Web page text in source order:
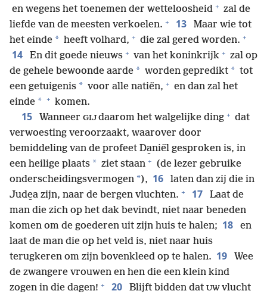
en wegens het toenemen der wetteloosheid + zal de
liefde van de meesten verkoelen. + 13
Maar wie tot
het einde * heeft volhard, + die zal gered worden. +
14 En dit goede nieuws + van het koninkrijk + zal op
de gehele bewoonde aarde * worden gepredikt * tot
een getuigenis * voor alle natiën, + en dan zal het
einde * + komen.
15 Wanneer GIJ daarom het walgelijke ding + dat
verwoesting veroorzaakt, waarover door
bemiddeling van de profeet Da̱niël gesproken is, in
een heilige plaats * ziet staan + (de lezer gebruike
onderscheidingsvermogen *), 16
laten dan zij die in
Jude̱a zijn, naar de bergen vluchten. + 17
Laat de
man die zich op het dak bevindt, niet naar beneden
komen om de goederen uit zijn huis te halen; 18
en
laat de man die op het veld is, niet naar huis
terugkeren om zijn bovenkleed op te halen. 19
Wee
de zwangere vrouwen en hen die een klein kind
zogen in die dagen! + 20 Blijft bidden dat UW vlucht